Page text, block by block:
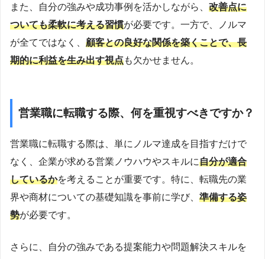
また、自分の強みや成功事例を活かしながら、 改善点に
ついても柔軟に考える習慣が必要です。一方で、ノルマ
が全てではなく、 顧客との良好な関係を築くことで、長
期的に利益を生み出す視点も欠かせません。
営業職に転職する際、何を重視すべきですか？
営業職に転職する際は、単にノルマ達成を目指すだけで
なく、企業が求める営業ノウハウやスキルに自分が適合
しているかを考えることが重要です。特に、転職先の業
界や商材についての基礎知識を事前に学び、 準備する姿
勢が必要です。
さらに、自分の強みである提案能力や問題解決スキルを